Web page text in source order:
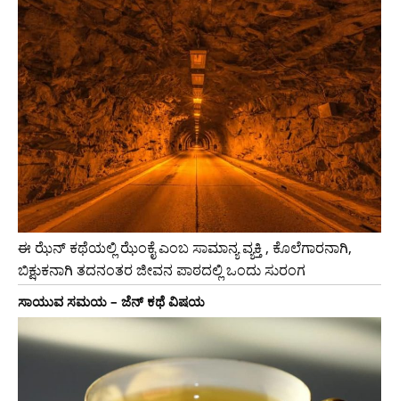
ಈ ಝೆನ್ ಕಥೆಯಲ್ಲಿ ಝೆಂಕೈ ಎಂಬ ಸಾಮಾನ್ಯ ವ್ಯಕ್ತಿ , ಕೊಲೆಗಾರನಾಗಿ,
ಬಿಕ್ಷುಕನಾಗಿ ತದನಂತರ ಜೀವನ ಪಾಠದಲ್ಲಿ ಒಂದು ಸುರಂಗ
ಸಾಯುವ ಸಮಯ – ಜೆನ್ ಕಥೆ ವಿಷಯ